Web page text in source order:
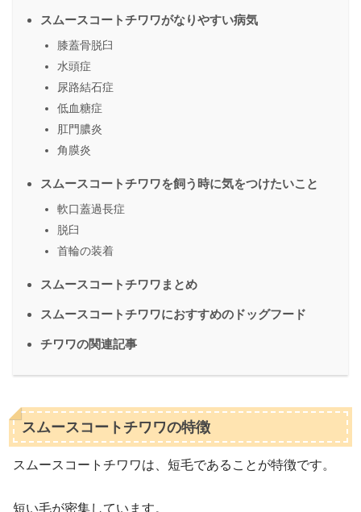
スムースコートチワワがなりやすい病気
膝蓋骨脱臼
水頭症
尿路結石症
低血糖症
肛門膿炎
角膜炎
スムースコートチワワを飼う時に気をつけたいこと
軟口蓋過長症
脱臼
首輪の装着
スムースコートチワワまとめ
スムースコートチワワにおすすめのドッグフード
チワワの関連記事
スムースコートチワワの特徴
スムースコートチワワは、短毛であることが特徴です。
短い毛が密集しています。